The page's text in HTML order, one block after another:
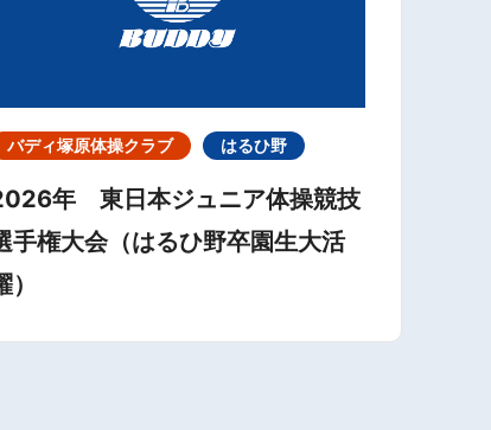
バディ塚原体操クラブ はるひ野
年 東日本ジュニア体操競技
手権大会（はるひ野卒園生大活
）